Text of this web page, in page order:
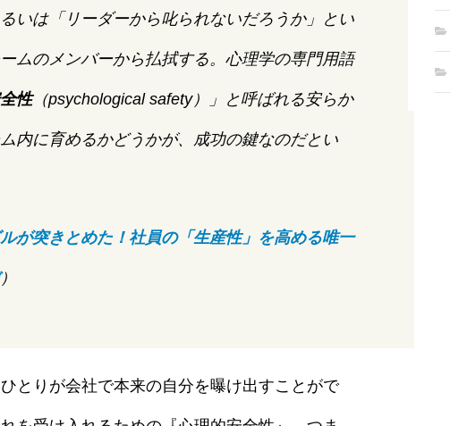
いは「リーダーから叱られないだろうか」とい
ムのメンバーから払拭する。心理学の専門用語
性（psychological safety）」と呼ばれる安らか
内に育めるかどうかが、成功の鍵なのだとい
が突きとめた！社員の「生産性」を高める唯一
）
とりが会社で本来の自分を曝け出すことがで